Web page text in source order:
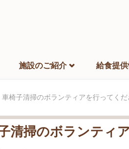
施設のご紹介 給食提
椅子清掃のボランティアを行ってくだ
清掃のボランティ